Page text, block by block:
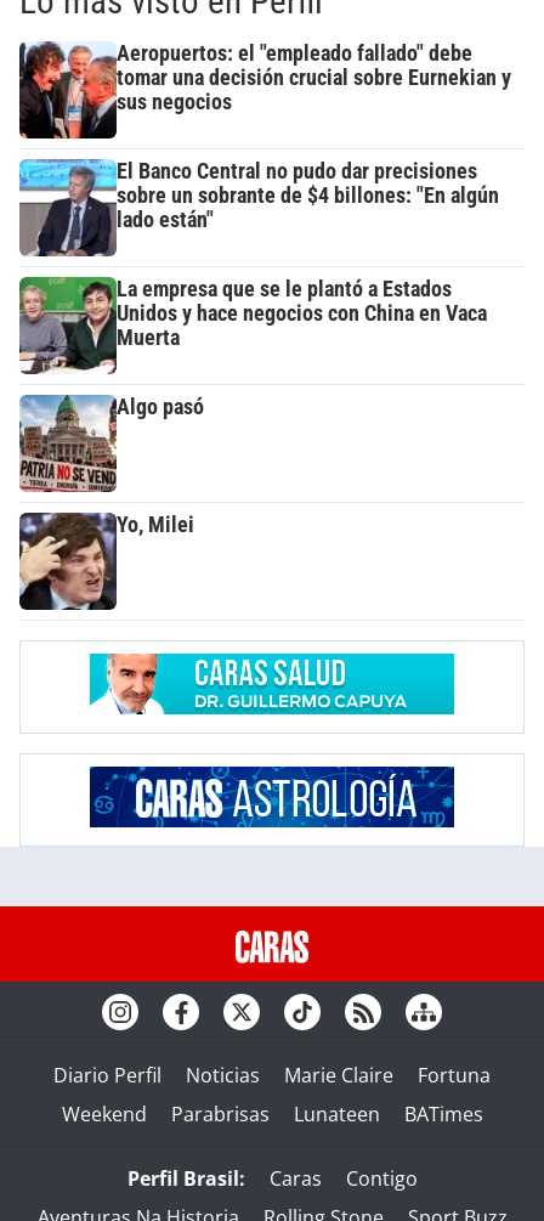
Aeropuertos: el "empleado fallado" debe
tomar una decisión crucial sobre Eurnekian y
sus negocios
El Banco Central no pudo dar precisiones
sobre un sobrante de $4 billones: "En algún
lado están"
La empresa que se le plantó a Estados
Unidos y hace negocios con China en Vaca
Muerta
Algo pasó
Yo, Milei
Diario Perfil Noticias Marie Claire
Fortuna
Weekend
Parabrisas Lunateen BATimes
Perfil Brasil: Caras
Contigo